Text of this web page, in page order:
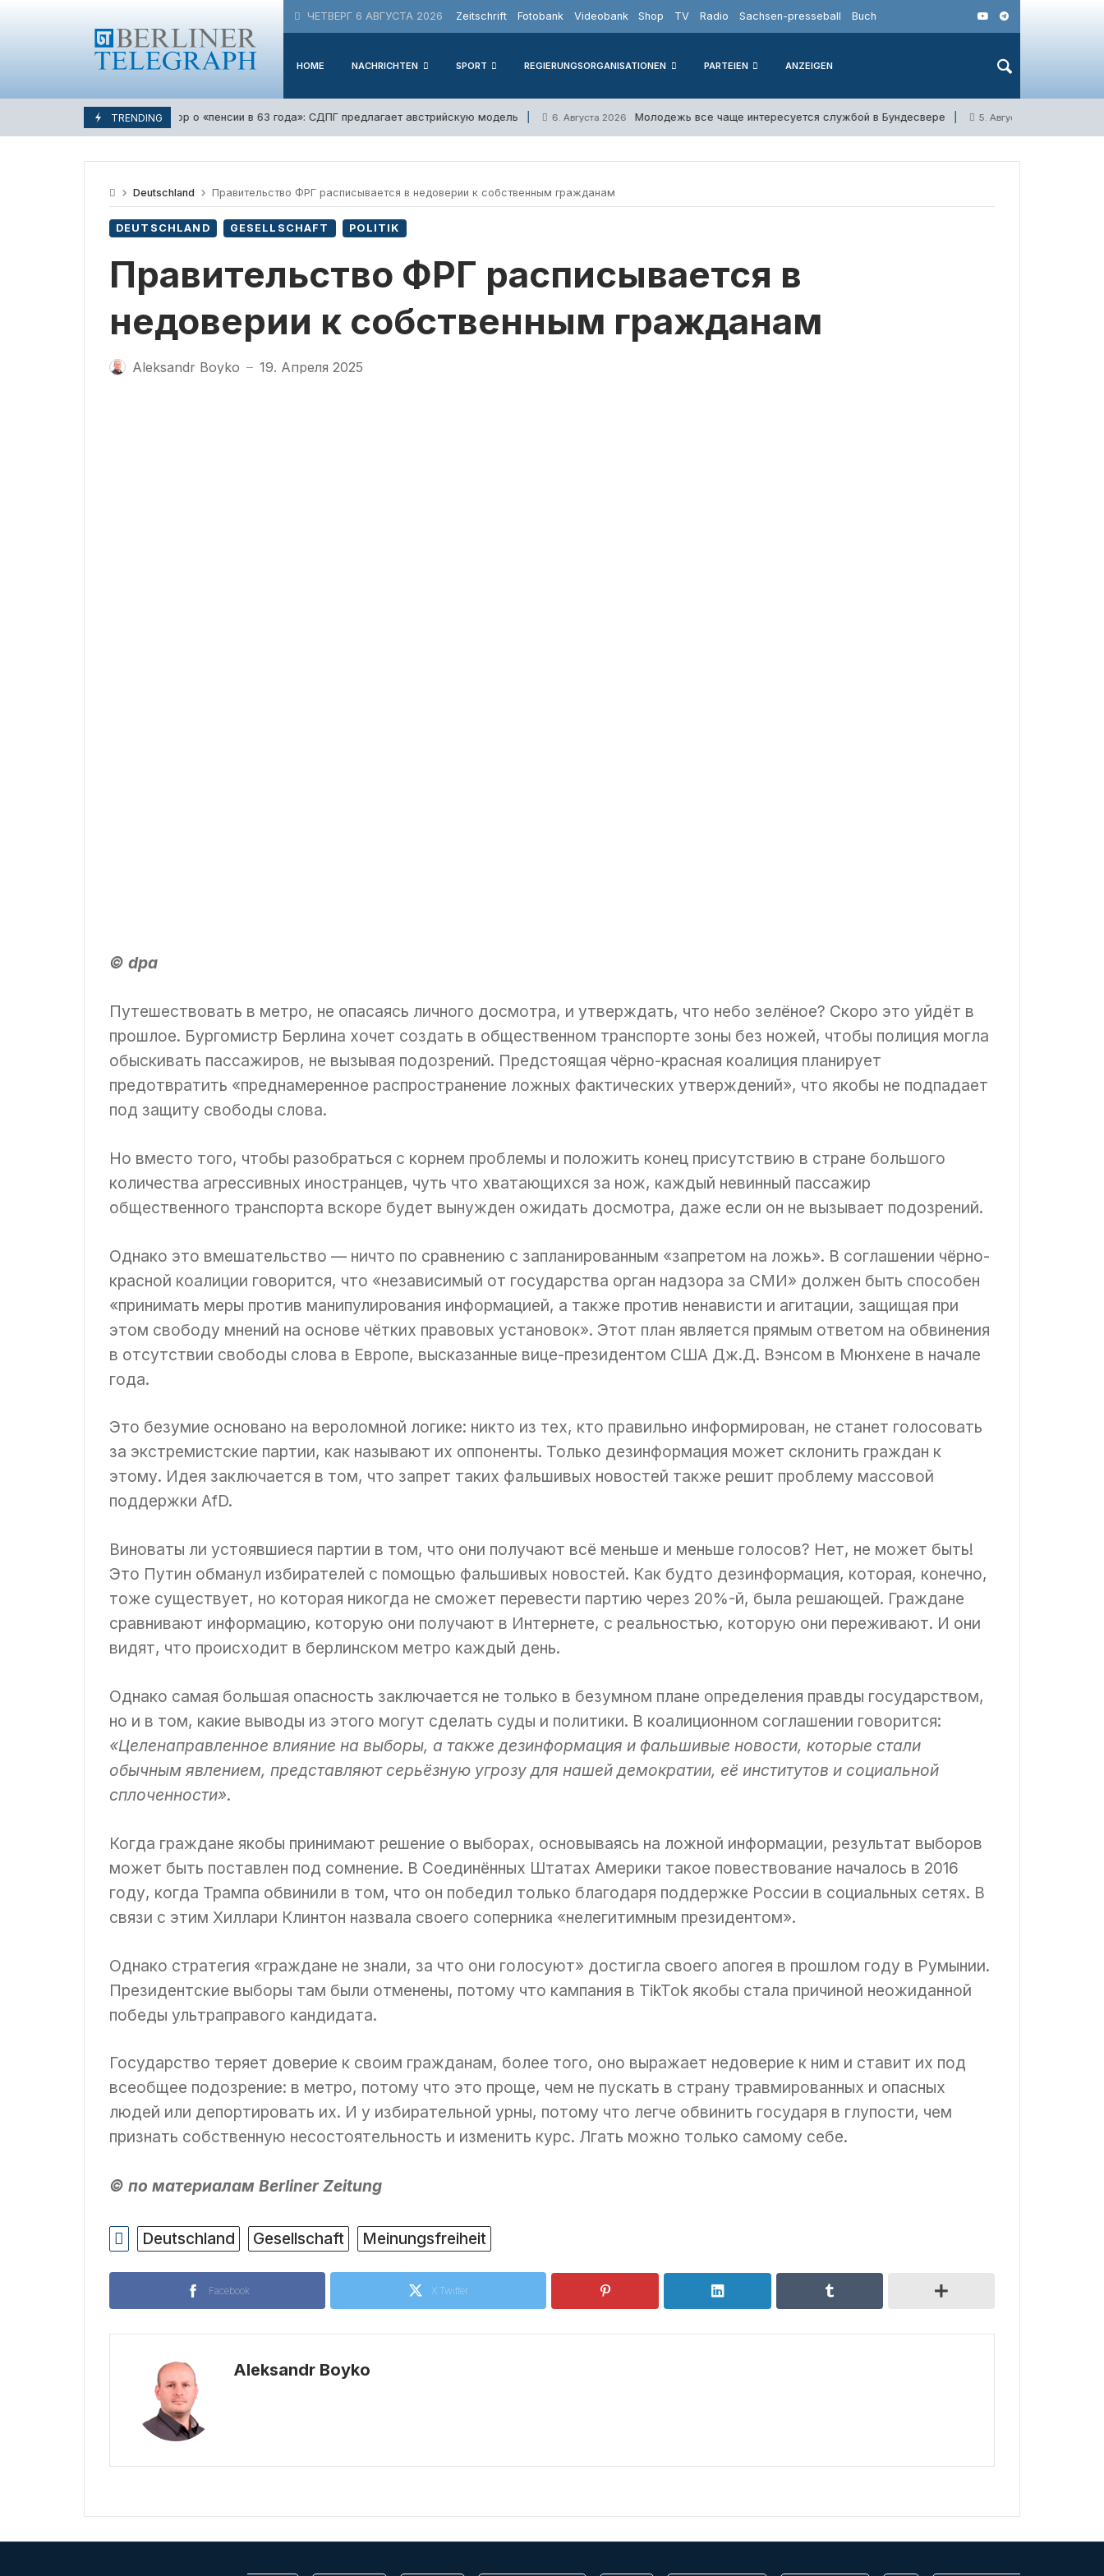
ЧЕТВЕРГ 6 АВГУСТА 2026 Zeitschrift Fotobank Videobank Shop TV Radio Sachsen-presseball Buch
HOME NACHRICHTEN SPORT REGIERUNGSORGANISATIONEN PARTEIEN ANZEIGEN
TRENDING
6. Августа 2026 Спор о «пенсии в 63 года»: СДПГ предлагает австрийскую модель 6. Августа 2026 Молодежь все чаще интересуется службой в Бундесвере 5. Августа 2026
Deutschland Правительство ФРГ расписывается в недоверии к собственным гражданам
DEUTSCHLAND GESELLSCHAFT POLITIK
Правительство ФРГ расписывается в
недоверии к собственным гражданам
Aleksandr Boyko — 19. Апреля 2025
© dpa
Путешествовать в метро, не опасаясь личного досмотра, и утверждать, что небо зелёное? Скоро это уйдёт в
прошлое. Бургомистр Берлина хочет создать в общественном транспорте зоны без ножей, чтобы полиция могла
обыскивать пассажиров, не вызывая подозрений. Предстоящая чёрно-красная коалиция планирует
предотвратить «преднамеренное распространение ложных фактических утверждений», что якобы не подпадает
под защиту свободы слова.
Но вместо того, чтобы разобраться с корнем проблемы и положить конец присутствию в стране большого
количества агрессивных иностранцев, чуть что хватающихся за нож, каждый невинный пассажир
общественного транспорта вскоре будет вынужден ожидать досмотра, даже если он не вызывает подозрений.
Однако это вмешательство — ничто по сравнению с запланированным «запретом на ложь». В соглашении чёрно-
красной коалиции говорится, что «независимый от государства орган надзора за СМИ» должен быть способен
«принимать меры против манипулирования информацией, а также против ненависти и агитации, защищая при
этом свободу мнений на основе чётких правовых установок». Этот план является прямым ответом на обвинения
в отсутствии свободы слова в Европе, высказанные вице-президентом США Дж.Д. Вэнсом в Мюнхене в начале
года.
Это безумие основано на вероломной логике: никто из тех, кто правильно информирован, не станет голосовать
за экстремистские партии, как называют их оппоненты. Только дезинформация может склонить граждан к
этому. Идея заключается в том, что запрет таких фальшивых новостей также решит проблему массовой
поддержки AfD.
Виноваты ли устоявшиеся партии в том, что они получают всё меньше и меньше голосов? Нет, не может быть!
Это Путин обманул избирателей с помощью фальшивых новостей. Как будто дезинформация, которая, конечно,
тоже существует, но которая никогда не сможет перевести партию через 20%-й, была решающей. Граждане
сравнивают информацию, которую они получают в Интернете, с реальностью, которую они переживают. И они
видят, что происходит в берлинском метро каждый день.
Однако самая большая опасность заключается не только в безумном плане определения правды государством,
но и в том, какие выводы из этого могут сделать суды и политики. В коалиционном соглашении говорится:
«Целенаправленное влияние на выборы, а также дезинформация и фальшивые новости, которые стали
обычным явлением, представляют серьёзную угрозу для нашей демократии, её институтов и социальной
сплоченности».
Когда граждане якобы принимают решение о выборах, основываясь на ложной информации, результат выборов
может быть поставлен под сомнение. В Соединённых Штатах Америки такое повествование началось в 2016
году, когда Трампа обвинили в том, что он победил только благодаря поддержке России в социальных сетях. В
связи с этим Хиллари Клинтон назвала своего соперника «нелегитимным президентом».
Однако стратегия «граждане не знали, за что они голосуют» достигла своего апогея в прошлом году в Румынии.
Президентские выборы там были отменены, потому что кампания в TikTok якобы стала причиной неожиданной
победы ультраправого кандидата.
Государство теряет доверие к своим гражданам, более того, оно выражает недоверие к ним и ставит их под
всеобщее подозрение: в метро, потому что это проще, чем не пускать в страну травмированных и опасных
людей или депортировать их. И у избирательной урны, потому что легче обвинить государя в глупости, чем
признать собственную несостоятельность и изменить курс. Лгать можно только самому себе.
© по материалам Berliner Zeitung
Deutschland Gesellschaft Meinungsfreiheit
Facebook X Twitter
Aleksandr Boyko